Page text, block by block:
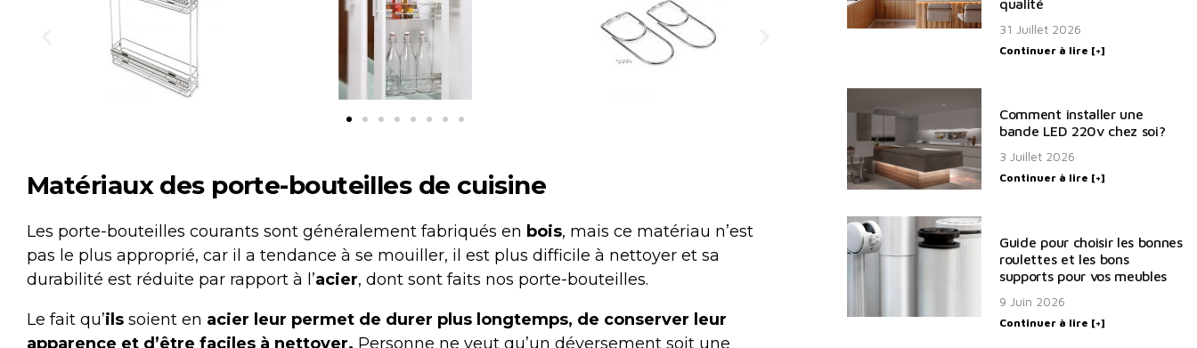
Matériaux des porte-bouteilles de cuisine
Les porte-bouteilles courants sont généralement fabriqués en bois, mais ce matériau n’est
pas le plus approprié, car il a tendance à se mouiller, il est plus difficile à nettoyer et sa
durabilité est réduite par rapport à l’acier, dont sont faits nos porte-bouteilles.
Le fait qu’ils soient en acier leur permet de durer plus longtemps, de conserver leur
apparence et d’être faciles à nettoyer. Personne ne veut qu’un déversement soit une
qualité
31 Juillet 2026
Continuer à lire [+]
Comment installer une
bande LED 220v chez soi?
3 Juillet 2026
Continuer à lire [+]
Guide pour choisir les bonnes
roulettes et les bons
supports pour vos meubles
9 Juin 2026
Continuer à lire [+]